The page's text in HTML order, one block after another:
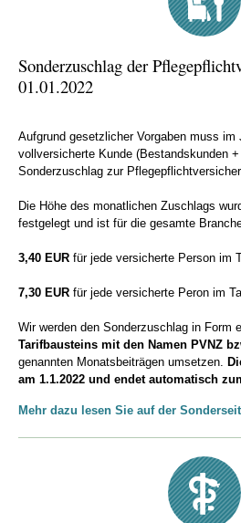
Sonderzuschlag der
01.01.2022
Aufgrund gesetzlicher Vorgaben muss im
vollversicherte Kunde (Bestandskunden
Sonderzuschlag zur
Die Höhe des monatlichen Zuschlags
festgelegt und ist für die gesamte
3,40 EUR für jede versicherte Person im
7,30 EUR für jede versicherte Peron im
Wir werden den Sonderzuschlag in Form
Tarifbausteins mit den Namen PVNZ
genannten Monatsbeiträgen umsetzen.
am 1.1.2022 und endet automatisch
Mehr dazu lesen Sie auf der